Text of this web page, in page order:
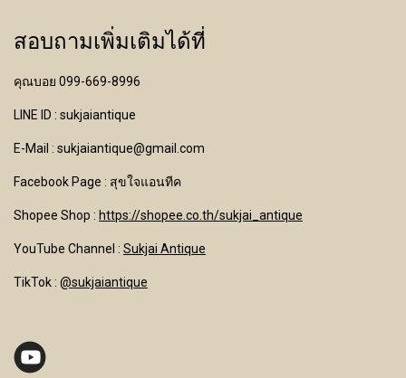
สอบถามเพิ่มเติมได้ที่
คุณบอย 099-669-8996
LINE ID : sukjaiantique
E-Mail : sukjaiantique@gmail.com
Facebook Page : สุขใจแอนทีค
Shopee Shop : https://shopee.co.th/sukjai_antique
YouTube Channel : Sukjai Antique
TikTok : @sukjaiantique